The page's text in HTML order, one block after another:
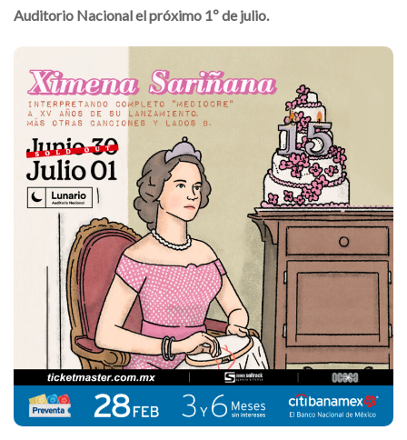
Auditorio Nacional el próximo 1º de julio.